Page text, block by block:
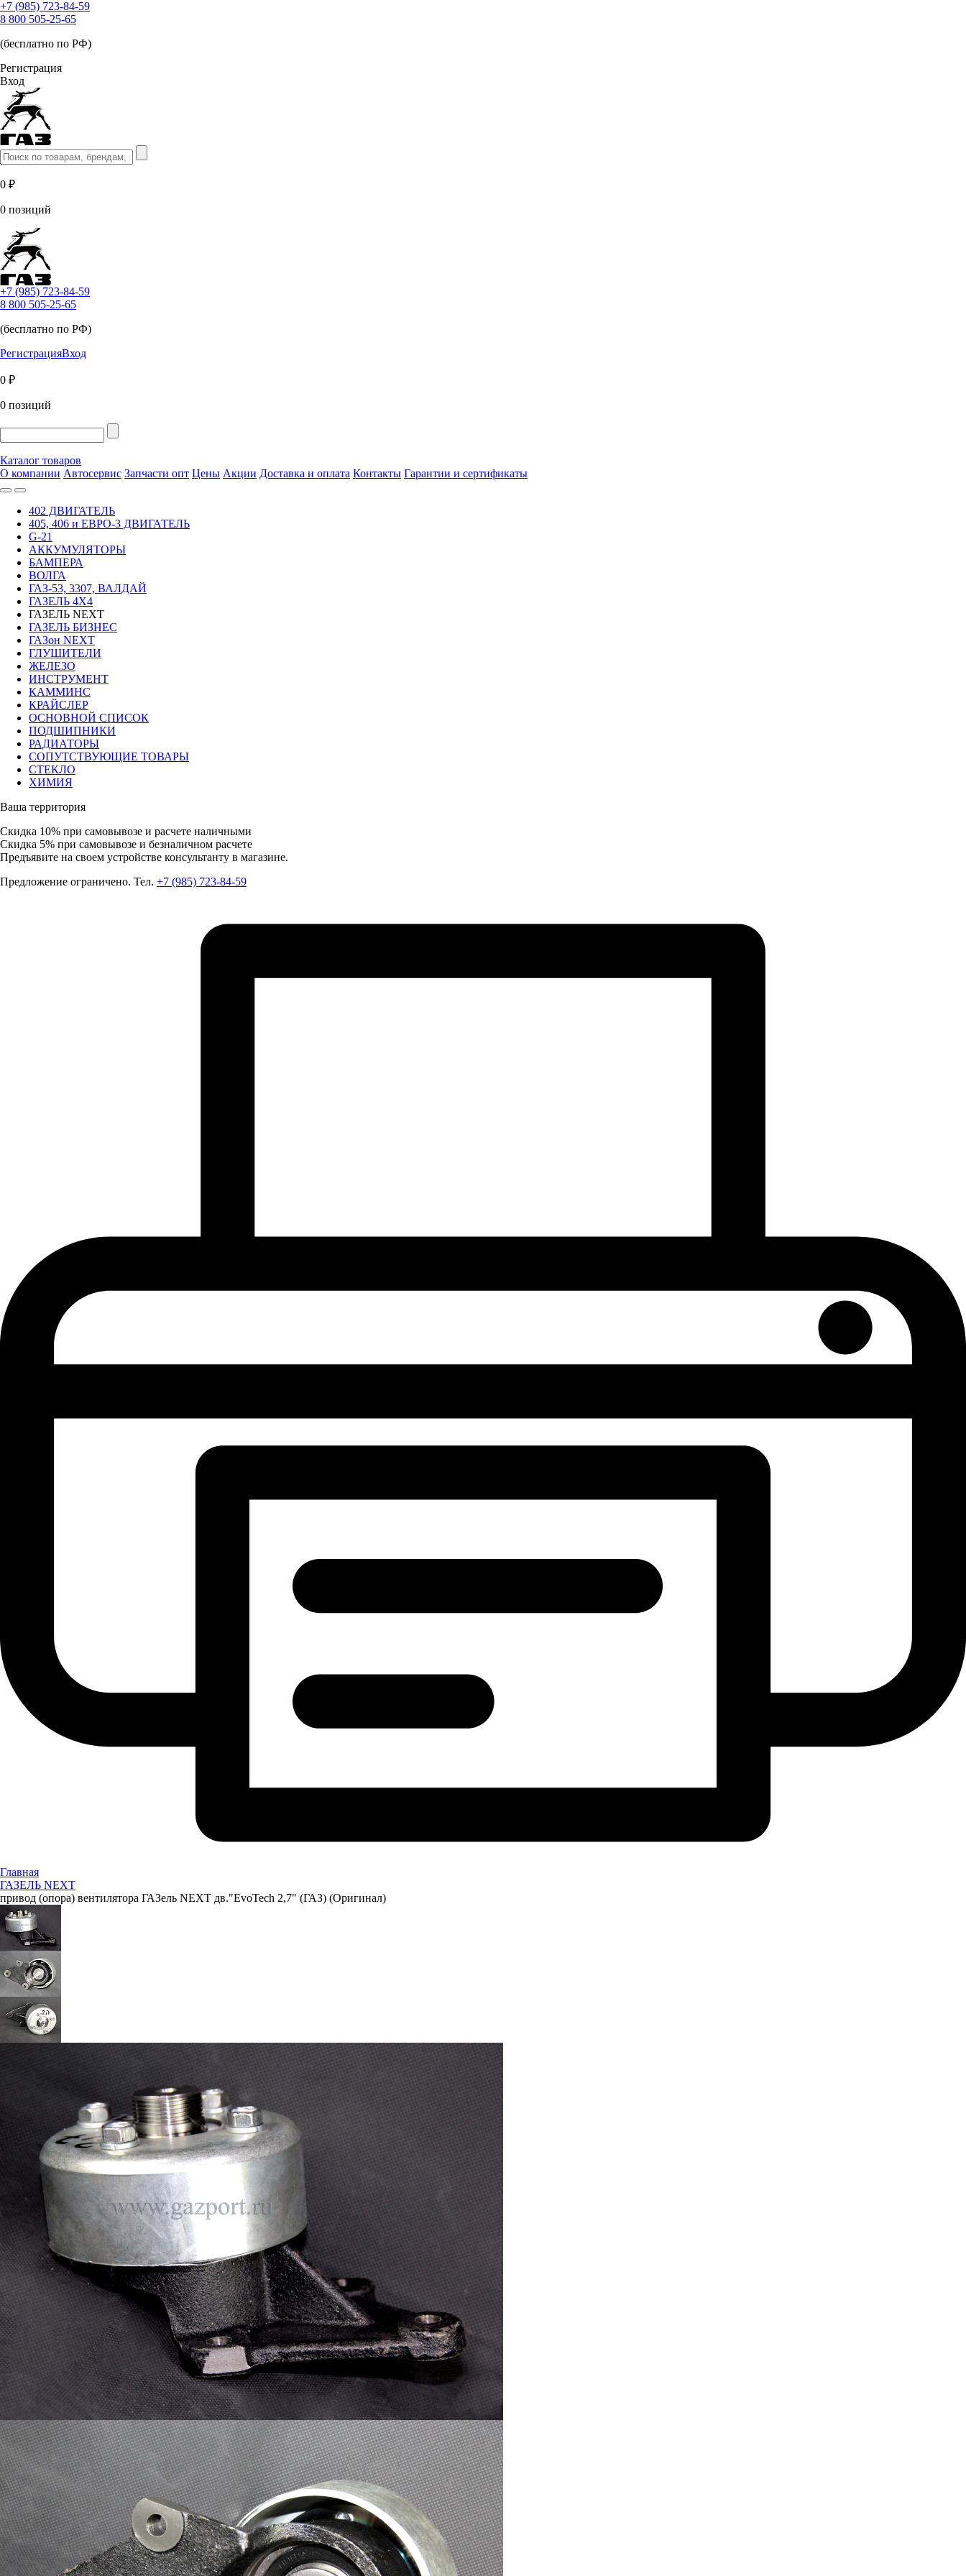
+7 (985) 723-84-59
8 800 505-25-65
(бесплатно по РФ)
Регистрация
Вход
0 ₽
0 позиций
+7 (985) 723-84-59
8 800 505-25-65
(бесплатно по РФ)
РегистрацияВход
0 ₽
0 позиций
Каталог товаров
О компании Автосервис Запчасти опт Цены Акции Доставка и оплата Контакты Гарантии и сертификаты
402 ДВИГАТЕЛЬ
405, 406 и ЕВРО-3 ДВИГАТЕЛЬ
G-21
АККУМУЛЯТОРЫ
БАМПЕРА
ВОЛГА
ГАЗ-53, 3307, ВАЛДАЙ
ГАЗЕЛЬ 4Х4
ГАЗЕЛЬ NEXT
ГАЗЕЛЬ БИЗНЕС
ГАЗон NEXT
ГЛУШИТЕЛИ
ЖЕЛЕЗО
ИНСТРУМЕНТ
КАММИНС
КРАЙСЛЕР
ОСНОВНОЙ СПИСОК
ПОДШИПНИКИ
РАДИАТОРЫ
СОПУТСТВУЮЩИЕ ТОВАРЫ
СТЕКЛО
ХИМИЯ
Ваша территория
Скидка 10% при самовывозе и расчете наличными
Скидка 5% при самовывозе и безналичном расчете
Предъявите на своем устройстве консультанту в магазине.
Предложение ограничено. Тел. +7 (985) 723-84-59
Главная
ГАЗЕЛЬ NEXT
привод (опора) вентилятора ГАЗель NEXT дв."EvoTech 2,7" (ГАЗ) (Оригинал)